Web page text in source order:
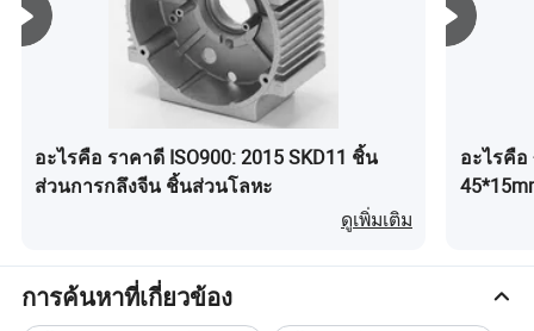
เกี่ยวกับเรา
Dongguan Qida Hardware Machinery Co., บริษัท Lt. มีความ
ประเภทชิ้นส่วนโลหะ CNC ที่มีความเที่ยงตรงสูงและไม่ใช่โลหะซึ่งมี
การบำบัดพื้นผิวอย่างหลากหลายซึ่งใช้กับเครื่องบรรจุหีบห่อ
อะไรคือ ราคาดี ISO900: 2015 SKD11 ชิ้น
ส่วนการกลึงจีน ชิ้นส่วนโลหะ
ดูเพิ่มเติม
อะไรคือ
การค้นหาที่เกี่ยวข้อง